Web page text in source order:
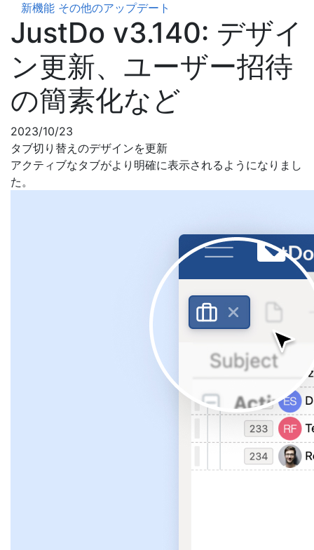
新機能 その他のアップデート
JustDo v3.140: デザイ
ン更新、ユーザー招待
の簡素化など
2023/10/23
タブ切り替えのデザインを更新
アクティブなタブがより明確に表示されるようになりまし
た。